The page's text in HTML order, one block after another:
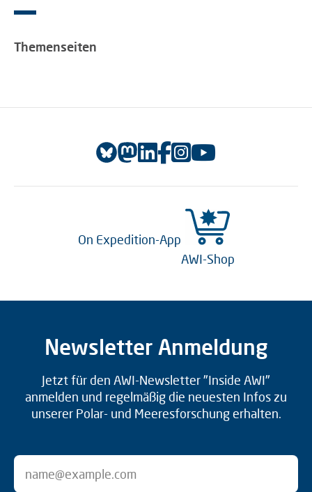
Themenseiten
On Expedition-App
AWI-Shop
Newsletter Anmeldung
Jetzt für den AWI-Newsletter "Inside AWI"
anmelden und regelmäßig die neuesten Infos zu
unserer Polar- und Meeresforschung erhalten.